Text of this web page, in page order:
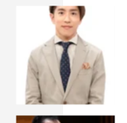
す。歴史的にも有
るのか、楽しみです
番組情報
木曜劇場『大奥』